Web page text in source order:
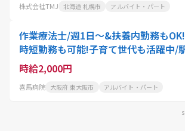
株式会社TMJ 北海道 札幌市 アルバイト・パート
作業療法士/週1日～&扶養内勤務も
時短勤務も可能!子育て世代も活躍中/
採用強化中
時給2,000円
喜馬病院 大阪府 東大阪市 アルバイト・パート